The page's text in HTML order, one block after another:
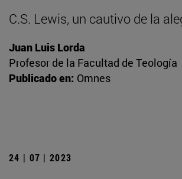
C.S. Lewis, un cautivo de la
Juan Luis Lorda
Profesor de la Facultad de Teología
Publicado en: Omnes
24 | 07 | 2023